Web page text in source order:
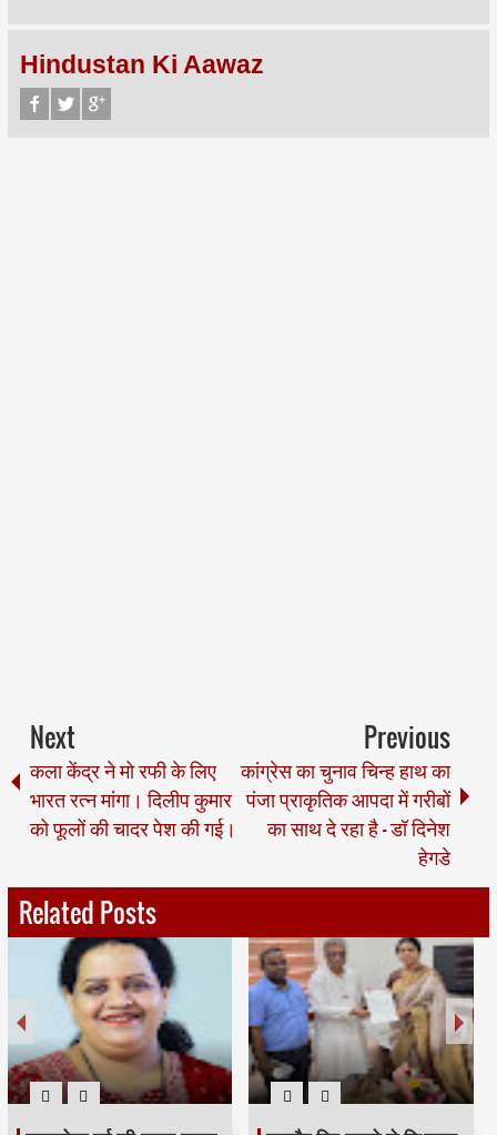
Hindustan Ki Aawaz
Next
कला केंद्र ने मो रफी के लिए
भारत रत्न मांगा। दिलीप कुमार
को फूलों की चादर पेश की गई।
Previous
कांग्रेस का चुनाव चिन्ह हाथ का
पंजा प्राकृतिक आपदा में गरीबों
का साथ दे रहा है - डॉ दिनेश
हेगडे
Related Posts